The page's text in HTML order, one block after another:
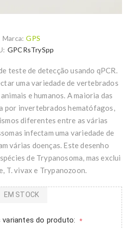
Marca: GPS
GPCRsTrySpp
teste de detecção usando qPCR.
uma variedade de vertebrados
e humanos. A maioria das
por invertebrados hematófagos,
diferentes entre as várias
infectam uma variedade de
várias doenças. Este desenho
de Trypanosoma, mas exclui
T. vivax e Trypanozoon.
variantes do produto: *
EM STOCK